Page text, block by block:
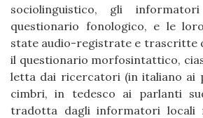
sociolinguistico, gli
questionario fonologico, e le
state audio-registrate e trascritte
il questionario morfosintattico,
letta dai ricercatori (in italiano ai
cimbri, in tedesco ai parlanti
tradotta dagli informatori locali